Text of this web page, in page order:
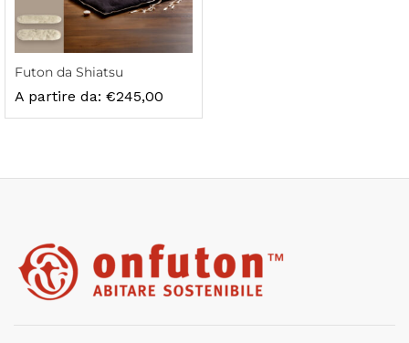
Futon da Shiatsu
A partire da: €245,00